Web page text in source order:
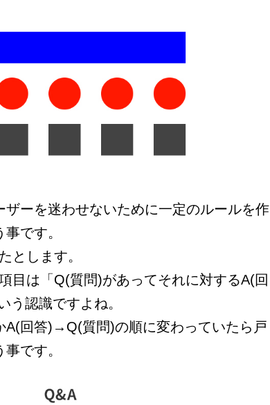
ザーを迷わせないために一定のルールを作
です。
とします。
目は「Q(質問)があってそれに対するA(回
う認識ですよね。
A(回答)→Q(質問)の順に変わっていたら戸
です。